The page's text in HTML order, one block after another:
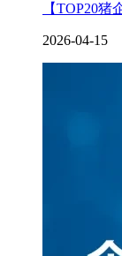
【TOP20
2026-04-15